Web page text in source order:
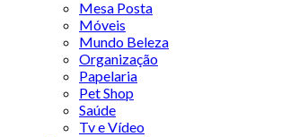
Mesa Posta
Móveis
Mundo Beleza
Organização
Papelaria
Pet Shop
Saúde
Tv e Vídeo